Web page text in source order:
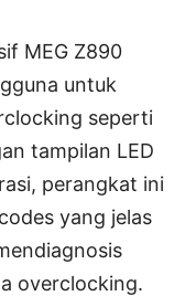
MEG Z890
untuk
seperti
tampilan LED
perangkat ini
yang jelas
overclocking.